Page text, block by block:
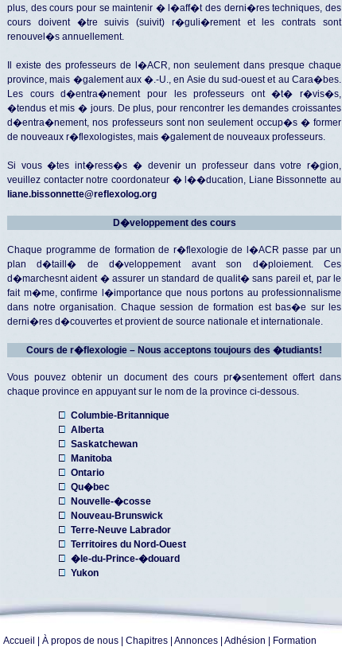
plus, des cours pour se maintenir � l�aff�t des derni�res techniques, des
cours doivent �tre suivis (suivit) r�guli�rement et les contrats sont
renouvel�s annuellement.
Il existe des professeurs de l�ACR, non seulement dans presque chaque
province, mais �galement aux �.-U., en Asie du sud-ouest et au Cara�bes.
Les cours d�entra�nement pour les professeurs ont �t� r�vis�s,
�tendus et mis � jours. De plus, pour rencontrer les demandes croissantes
d�entra�nement, nos professeurs sont non seulement occup�s � former
de nouveaux r�flexologistes, mais �galement de nouveaux professeurs.
Si vous �tes int�ress�s � devenir un professeur dans votre r�gion,
veuillez contacter notre coordonateur � l��ducation, Liane Bissonnette au
liane.bissonnette@reflexolog.org
D�veloppement des cours
Chaque programme de formation de r�flexologie de l�ACR passe par un
plan d�taill� de d�veloppement avant son d�ploiement. Ces
d�marchesnt aident � assurer un standard de qualit� sans pareil et, par le
fait m�me, confirme l�importance que nous portons au professionnalisme
dans notre organisation. Chaque session de formation est bas�e sur les
derni�res d�couvertes et provient de source nationale et internationale.
Cours de r�flexologie – Nous acceptons toujours des �tudiants!
Vous pouvez obtenir un document des cours pr�sentement offert dans
chaque province en appuyant sur le nom de la province ci-dessous.
Columbie-Britannique
Alberta
Saskatchewan
Manitoba
Ontario
Qu�bec
Nouvelle-�cosse
Nouveau-Brunswick
Terre-Neuve Labrador
Territoires du Nord-Ouest
�le-du-Prince-�douard
Yukon
Accueil À propos de nous Chapitres Annonces Adhésion Formation